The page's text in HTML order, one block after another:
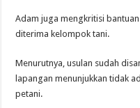
Adam juga mengkritisi
diterima kelompok tani.
Menurutnya, usulan sudah
lapangan menunjukkan tidak
petani.